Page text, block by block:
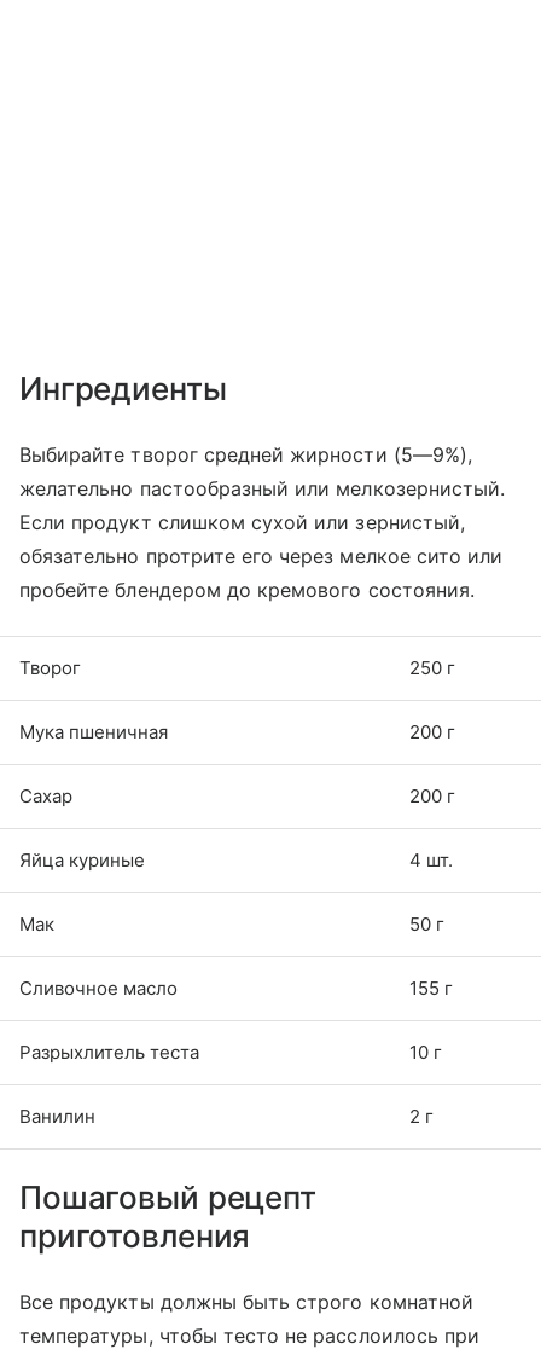
Ингредиенты
Выбирайте творог средней жирности (5—9%),
желательно пастообразный или мелкозернистый.
Если продукт слишком сухой или зернистый,
обязательно протрите его через мелкое сито или
пробейте блендером до кремового состояния.
Творог 250 г
Мука пшеничная 200 г
Сахар 200 г
Яйца куриные 4 шт.
Мак 50 г
Сливочное масло 155 г
Разрыхлитель теста 10 г
Ванилин 2 г
Пошаговый рецепт
приготовления
Все продукты должны быть строго комнатной
температуры, чтобы тесто не расслоилось при